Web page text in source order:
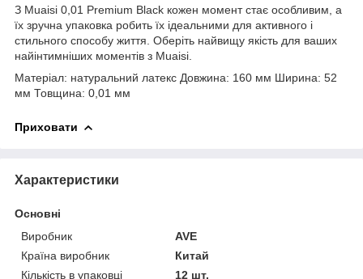
З Muaisi 0,01 Premium Black кожен момент стає особливим, а
їх зручна упаковка робить їх ідеальними для активного і
стильного способу життя. Оберіть найвищу якість для ваших
найінтимніших моментів з Muaisi.
Матеріал: натуральний латекс Довжина: 160 мм Ширина: 52
мм Товщина: 0,01 мм
Приховати
Характеристики
Основні
Виробник
AVE
Країна виробник
Китай
Кількість в упаковці
12 шт.